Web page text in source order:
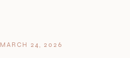
MARCH 24, 2026